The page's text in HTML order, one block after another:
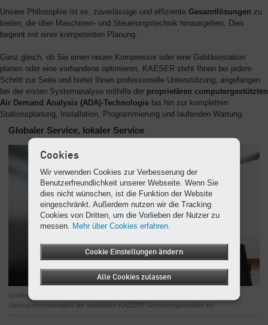
Unsere Philosophie ist es, zuverlässige und effiziente Gesamtlösungen zu
bieten, die über Maschinen- und Steuerungstechnik hinausgehen. Dies
beginnt mit einer kompetenten Planung.
Ganz gleich, ob Sie einen neuen Kompressor oder eine Gebläsestation
planen oder eine vorhandene optimieren, KAESER steht Ihnen bei jedem
Schritt zur Seite und bietet Ihnen professionelle Unterstützung, angefangen
bei der ersten Systemanalyse mithilfe der proprietären computergestützten
Air Demand Analysis (ADA)-Technologie bis hin zur kompletten
Stationsplanung, Installation, Programmierung und laufenden Wartung.
Globaler Service, lokaler Service
Greifen Sie auf erstklassigen Service-Support sowie Originalteile und
Verbrauchsmaterialien der weltweiten KAESER-Serviceorganisation zu.
Cookies
Wir verwenden Cookies zur Verbesserung der
Benutzerfreundlichkeit unserer Webseite. Wenn Sie
dies nicht wünschen, ist die Funktion der Website
eingeschränkt. Außerdem nutzen wir die Tracking
Cookies von Dritten, um die Vorlieben der Nutzer zu
messen. Mehr über Cookies erfahren.
Cookie Einstellungen ändern
Alle Cookies zulassen